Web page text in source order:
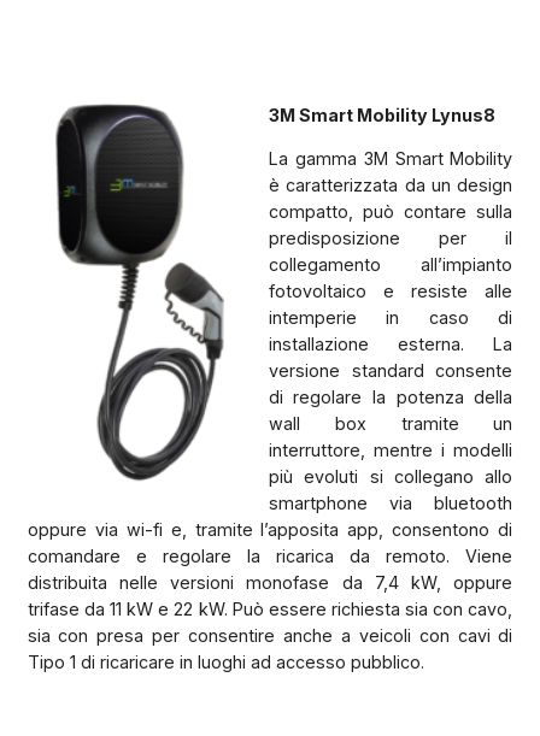
3M Smart Mobility Lynus8
La gamma 3M Smart Mobility
è caratterizzata da un design
compatto, può contare sulla
predisposizione per il
collegamento all’impianto
fotovoltaico e resiste alle
intemperie in caso di
installazione esterna. La
versione standard consente
di regolare la potenza della
wall box tramite un
interruttore, mentre i modelli
più evoluti si collegano allo
smartphone via bluetooth
oppure via wi-fi e, tramite l’apposita app, consentono di
comandare e regolare la ricarica da remoto. Viene
distribuita nelle versioni monofase da 7,4 kW, oppure
trifase da 11 kW e 22 kW. Può essere richiesta sia con cavo,
sia con presa per consentire anche a veicoli con cavi di
Tipo 1 di ricaricare in luoghi ad accesso pubblico.